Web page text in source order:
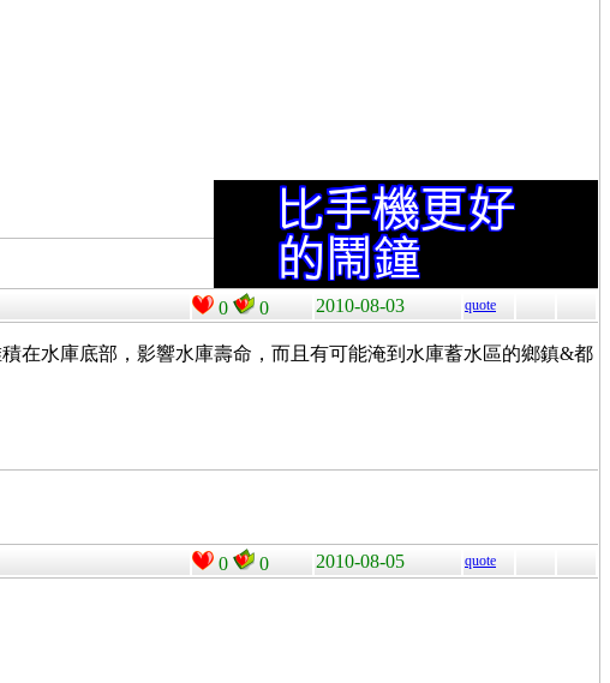
0 0 2010-08-03 quote
在水庫底部，影響水庫壽命，而且有可能淹到水庫蓄水區的鄉鎮&都
0 0 2010-08-05 quote